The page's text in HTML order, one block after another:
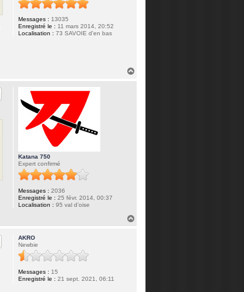
Messages : 13035
Enregistré le : 11 mars 2014, 20:52
Localisation : 73 SAVOIE d'en bas
Katana 750
Expert confirmé
Messages : 2036
Enregistré le : 25 févr. 2014, 00:37
Localisation : 95 val d'oise
AKRO
Newbie
Messages : 15
Enregistré le : 21 sept. 2021, 06:11